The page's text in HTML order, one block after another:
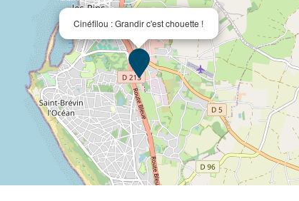
Cinéfilou : Grandir c'est chouette !